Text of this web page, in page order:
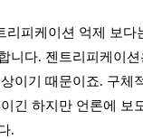
리피케이션 억제 보다
니다. 젠트리피케이션
이기 때문이죠. 구체
긴 하지만 언론에 보
.